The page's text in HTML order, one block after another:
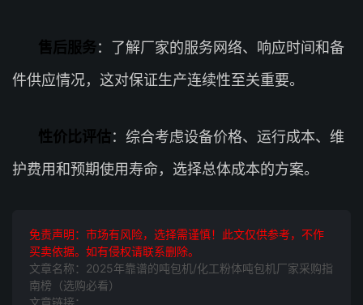
售后服务：了解厂家的服务网络、响应时间和备
件供应情况，这对保证生产连续性至关重要。
性价比评估：综合考虑设备价格、运行成本、维
护费用和预期使用寿命，选择总体成本的方案。
免责声明：市场有风险，选择需谨慎！此文仅供参考，不作
买卖依据。如有侵权请联系删除。
文章名称：2025年靠谱的吨包机/化工粉体吨包机厂家采购指
南榜（选购必看）
文章链接：